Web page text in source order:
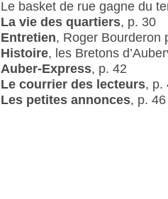
Le basket de rue gagne du
La vie des quartiers, p. 30
Entretien, Roger Bourderon
Histoire, les Bretons
Auber-Express, p. 42
Le courrier des lecteurs, p.
Les petites annonces, p. 46